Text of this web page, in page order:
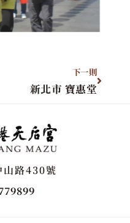
下一則
新北市 寶惠堂
山路430號